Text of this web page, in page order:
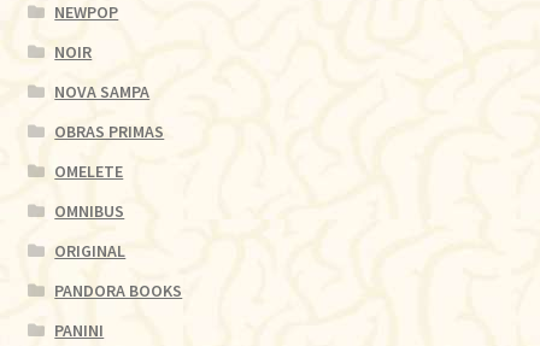
NEWPOP
NOIR
NOVA SAMPA
OBRAS PRIMAS
OMELETE
OMNIBUS
ORIGINAL
PANDORA BOOKS
PANINI